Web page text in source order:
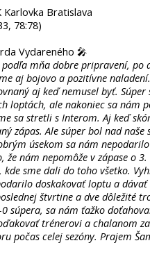
Karlovka Bratislava
78:78)
Vydareného 🎤
mňa dobre pripravení, po
aj bojovo a pozitívne
aj keď nemusel byť.
loptách, ale nakoniec sa nám
sa stretli s Interom. Aj keď
zápas. Ale súper bol nad
úsekom sa nám
že nám nepomôže v zápase o
kde sme dali do toho všetko.
doskakovať loptu a
štvrtine a dve dôležité
súpera, sa nám ťažko
trénerovi a chalanom
počas celej sezóny. Prajem